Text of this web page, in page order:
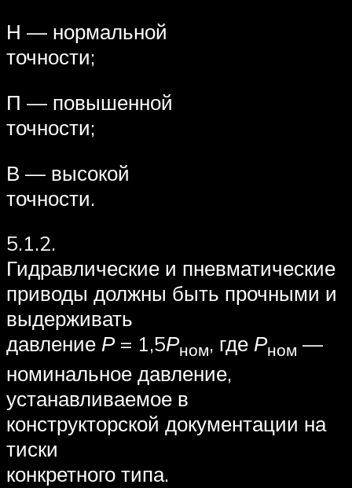
Н — нормальной
точности;
П — повышенной
точности;
В — высокой
точности.
5.1.2.
Гидравлические и пневматические
приводы должны быть прочными и
выдерживать
давление Р= 1,5Рном, где Рном —
номинальное давление,
устанавливаемое в
конструкторской документации на
тиски
конкретного типа.